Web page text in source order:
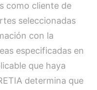
como cliente de
seleccionadas
con la
especificadas en
que haya
determina que